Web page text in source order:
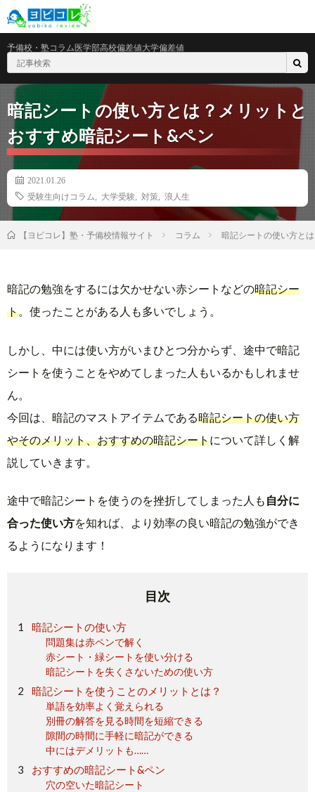
予備校・塾コラム医学部高校偏差値大学偏差値
暗記シートの使い方とは？メリットと
おすすめ暗記シート&ペン
2021.01.26
受験生向けコラム
大学受験 対策 浪人生
【ヨビコレ】塾・予備校情報サイト コラム 暗記シートの使い方と
暗記の勉強をするには欠かせない赤シートなどの暗記シー
ト。使ったことがある人も多いでしょう。
しかし、中には使い方がいまひとつ分からず、途中で暗記
シートを使うことをやめてしまった人もいるかもしれませ
ん。
今回は、暗記のマストアイテムである暗記シートの使い方
やそのメリット、おすすめの暗記シートについて詳しく解
説していきます。
途中で暗記シートを使うのを挫折してしまった人も 自分に
合った使い方を知れば、より効率の良い暗記の勉強ができ
るようになります！
目次
暗記シートの使い方
問題集は赤ペンで解く
赤シート・緑シートを使い分ける
暗記シートを失くさないための使い方
暗記シートを使うことのメリットとは？
単語を効率よく覚えられる
別冊の解答を見る時間を短縮できる
隙間の時間に手軽に暗記ができる
中にはデメリットも……
おすすめの暗記シート&ペン
穴の空いた暗記シート